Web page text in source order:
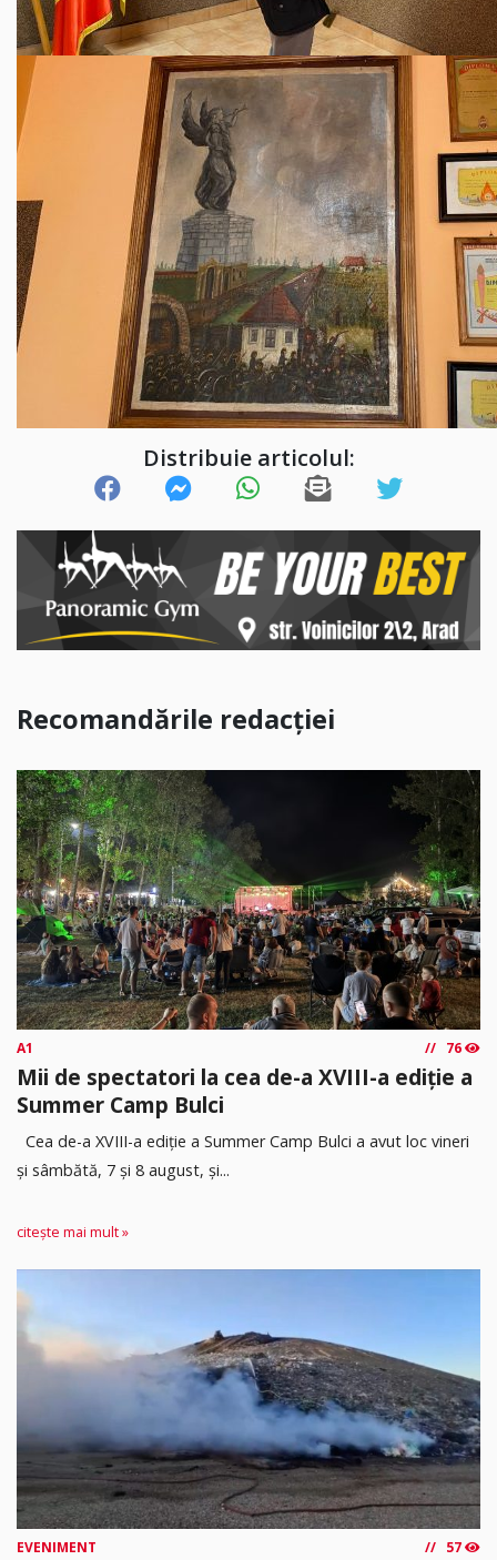
Distribuie articolul:
Recomandările redacției
A1 76
Mii de spectatori la cea de-a XVIII-a ediție a
Summer Camp Bulci
Cea de-a XVIII-a ediție a Summer Camp Bulci a avut loc vineri
și sâmbătă, 7 și 8 august, și...
citește mai mult »
EVENIMENT 57